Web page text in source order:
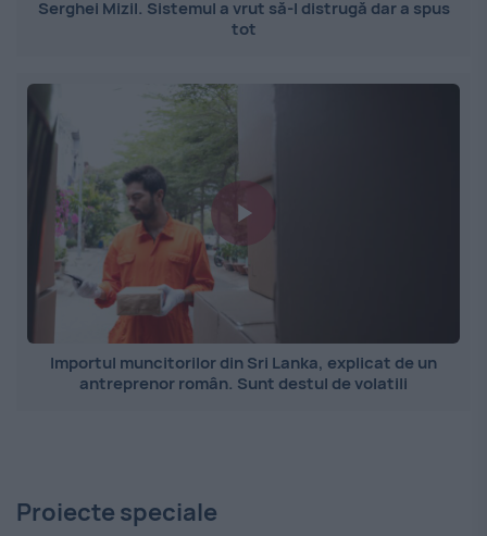
Serghei Mizil. Sistemul a vrut să-l distrugă dar a spus
tot
Importul muncitorilor din Sri Lanka, explicat de un
antreprenor român. Sunt destul de volatili
Proiecte speciale